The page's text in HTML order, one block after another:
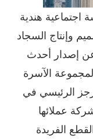
هندية
وإنتاج السجاد
عن إصدار أحدث
الآسرة
رجز الرئيسي في
عملائها
الفريدة